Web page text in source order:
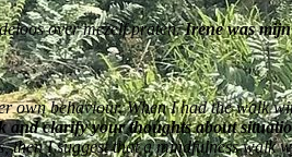
over mezelf praten.Irene was
own behaviour. When I had the walk
and clarify your thoughts about
then I suggest that a mindfulness walk